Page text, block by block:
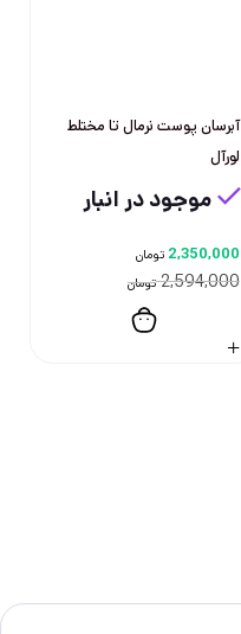
آبرسان پوست نرمال تا مختلط
لورآل
موجود در انبار
2,594,000 تومان
2,350,000 تومان